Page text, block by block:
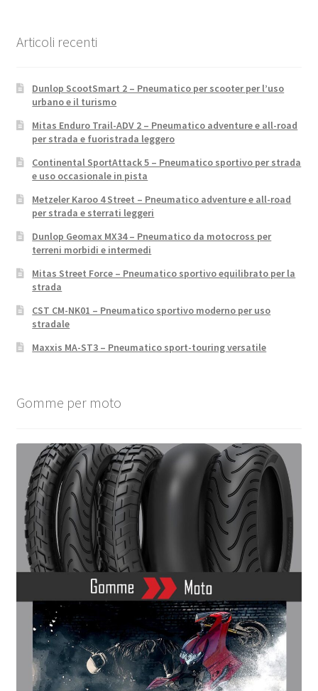
Articoli recenti
Dunlop ScootSmart 2 – Pneumatico per scooter per l’uso
urbano e il turismo
Mitas Enduro Trail-ADV 2 – Pneumatico adventure e all-road
per strada e fuoristrada leggero
Continental SportAttack 5 – Pneumatico sportivo per strada
e uso occasionale in pista
Metzeler Karoo 4 Street – Pneumatico adventure e all-road
per strada e sterrati leggeri
Dunlop Geomax MX34 – Pneumatico da motocross per
terreni morbidi e intermedi
Mitas Street Force – Pneumatico sportivo equilibrato per la
strada
CST CM-NK01 – Pneumatico sportivo moderno per uso
stradale
Maxxis MA-ST3 – Pneumatico sport-touring versatile
Gomme per moto